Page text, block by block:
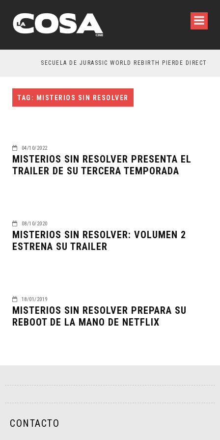
SECUELA DE JURASSIC WORLD REBIRTH PIERDE DIRECTOR
TAG: MISTERIOS SIN RESOLVER
04/10/2022
MISTERIOS SIN RESOLVER PRESENTA EL
TRAILER DE SU TERCERA TEMPORADA
08/10/2020
MISTERIOS SIN RESOLVER: VOLUMEN 2
ESTRENA SU TRAILER
18/01/2019
MISTERIOS SIN RESOLVER PREPARA SU
REBOOT DE LA MANO DE NETFLIX
CONTACTO